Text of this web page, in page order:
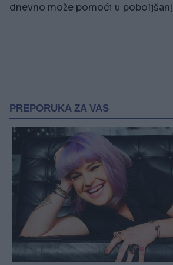
dnevno može pomoći u